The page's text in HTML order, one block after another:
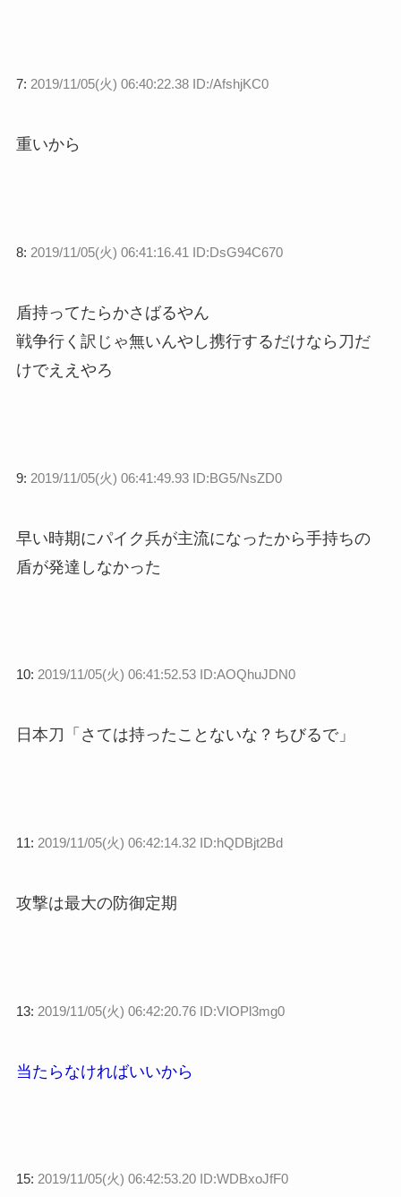
7: 2019/11/05(火) 06:40:22.38 ID:/AfshjKC0
重いから
8: 2019/11/05(火) 06:41:16.41 ID:DsG94C670
盾持ってたらかさばるやん
戦争行く訳じゃ無いんやし携行するだけなら刀だ
けでええやろ
9: 2019/11/05(火) 06:41:49.93 ID:BG5/NsZD0
早い時期にパイク兵が主流になったから手持ちの
盾が発達しなかった
10: 2019/11/05(火) 06:41:52.53 ID:AOQhuJDN0
日本刀「さては持ったことないな？ちびるで」
11: 2019/11/05(火) 06:42:14.32 ID:hQDBjt2Bd
攻撃は最大の防御定期
13: 2019/11/05(火) 06:42:20.76 ID:VIOPl3mg0
当たらなければいいから
15: 2019/11/05(火) 06:42:53.20 ID:WDBxoJfF0